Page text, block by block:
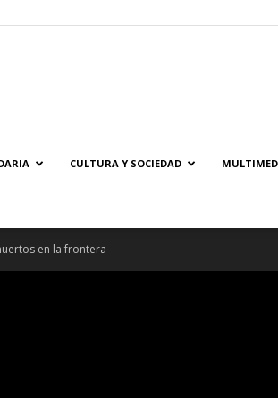
CULTURA Y SOCIEDAD
en la frontera